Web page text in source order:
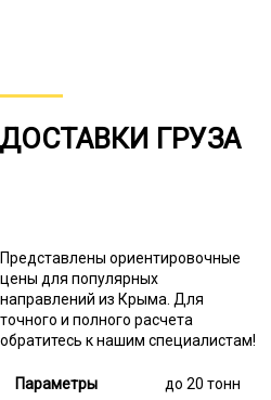
ГРУЗА
Представлены ориентировочные
цены для популярных
направлений из Крыма. Для
точного и полного расчета
обратитесь к нашим специалистам!
до 20 тонн